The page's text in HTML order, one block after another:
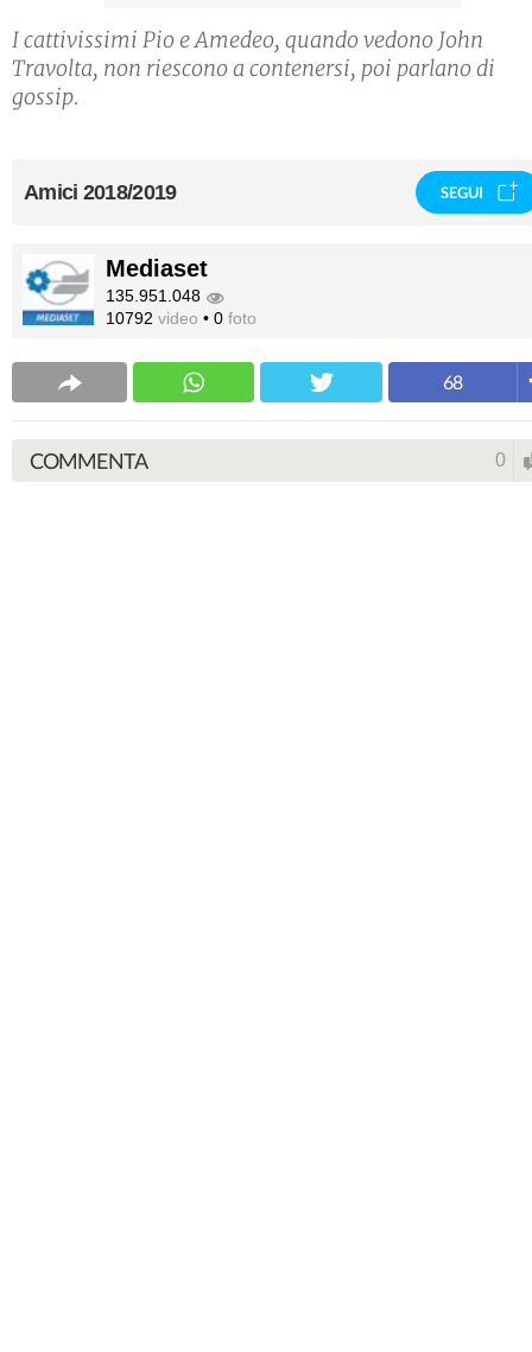
I cattivissimi Pio e Amedeo, quando vedono John
Travolta, non riescono a contenersi, poi parlano di
gossip.
Amici 2018/2019 SEGUI
Mediaset
135.951.048
10792 video • 0 foto
68
COMMENTA 0